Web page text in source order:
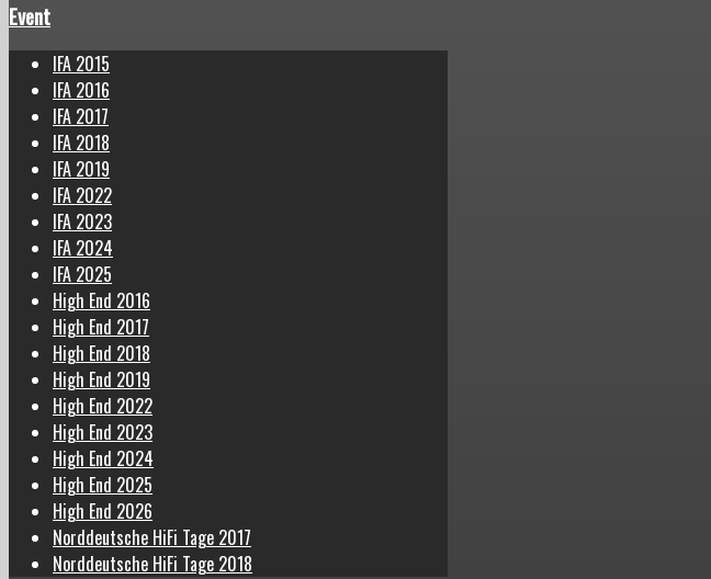
Event
IFA 2015
IFA 2016
IFA 2017
IFA 2018
IFA 2019
IFA 2022
IFA 2023
IFA 2024
IFA 2025
High End 2016
High End 2017
High End 2018
High End 2019
High End 2022
High End 2023
High End 2024
High End 2025
High End 2026
Norddeutsche HiFi Tage 2017
Norddeutsche HiFi Tage 2018